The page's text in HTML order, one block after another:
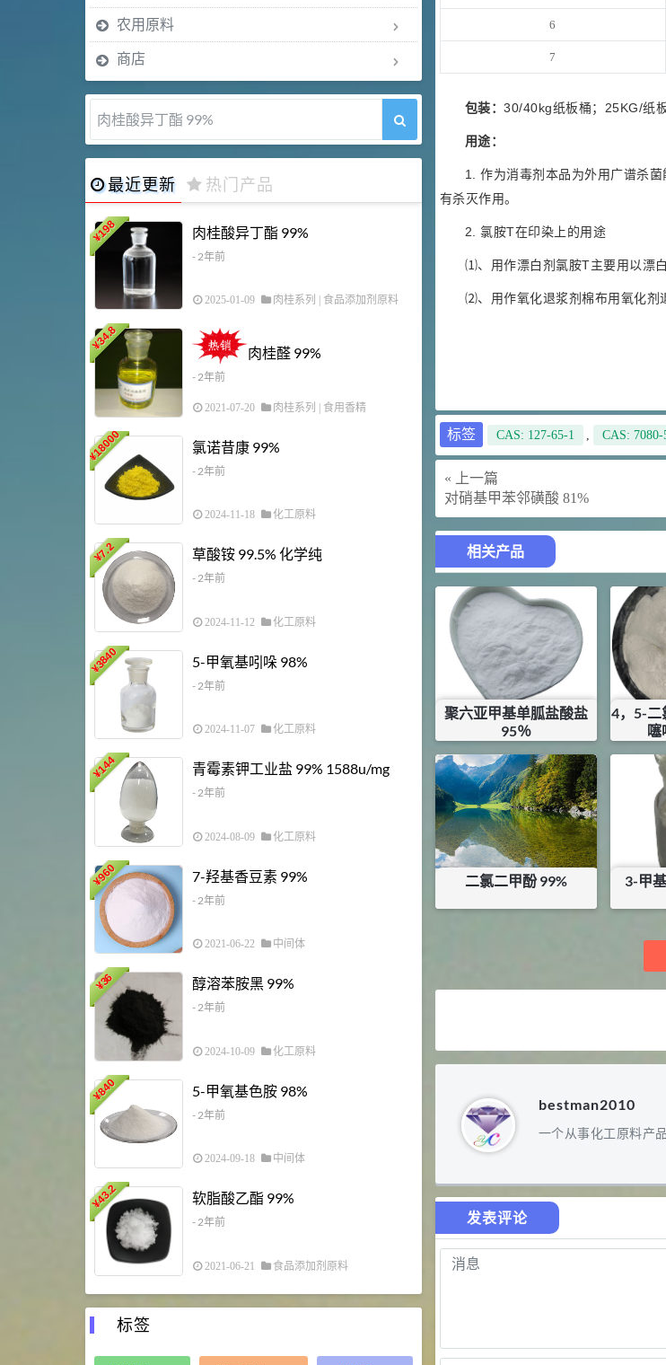
6
7
包装： 30/40kg纸板桶；25KG/纸
用途：
1. 作为消毒剂本品为外用广谱杀
有杀灭作用。
2. 氯胺T在印染上的用途
⑴、用作漂白剂氯胺T主要用以漂白
⑵、用作氧化退浆剂棉布用氧化剂
标签 CAS: 127-65-1 , CAS: 7080-
« 上一篇
对硝基甲苯邻磺酸 81%
相关产品
聚六亚甲基单胍盐酸盐
95％
¥63
库存：0.8KG
4，5-二
噻
二氯二甲酚 99%
3-甲
bestman2010
一个从事化工原料产
发表评论
农用原料
商店
肉桂醛 99%
最近更新 热门产品
¥
198 肉桂酸异丁酯 99%
- 2年前
2025-01-09 肉桂系列 食品添加剂原料
¥
34.8
肉桂醛 99%
- 2年前
2021-07-20 肉桂系列 | 食用香精
¥
18000 氯诺昔康 99%
- 2年前
2024-11-18 化工原料
¥
7.2 草酸铵 99.5% 化学纯
- 2年前
2024-11-12 化工原料
¥
3840 5-甲氧基吲哚 98%
- 2年前
2024-11-07 化工原料
¥
144 青霉素钾工业盐 99% 1588u/mg
- 2年前
2024-08-09 化工原料
¥
960 7-羟基香豆素 99%
- 2年前
2021-06-22 中间体
¥
36 醇溶苯胺黑 99%
- 2年前
2024-10-09 化工原料
¥
840 5-甲氧基色胺 98%
- 2年前
2024-09-18 中间体
¥
43.2 软脂酸乙酯 99%
- 2年前
2021-06-21 食品添加剂原料
1 胍基乙酸 98%
浏览量 - 10w+
2021-05-25 饲料添加剂
145 3 多效唑 90%
2021-07-07 植物生长调
2021-06-22 化工原料
5
对甲氧基苯甲醛（
99.5%
浏览量 - 1.89w
69.6 6
S-羧甲基-L-半胱氨
98.5%
浏览量 - 1.72w
2021-05-30
27 7 抗氧剂BHT 99.5%
食品添加剂
2021-05-25 食品添加剂
浏览量 - 1.54w
34.8 10 DL-蛋氨酸 99%
浏览量 - 1.48w
标签